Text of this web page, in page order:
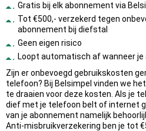
Gratis bij elk abonnement via
Tot €500,- verzekerd tegen
abonnement bij diefstal
Geen eigen risico
Loopt automatisch af wanneer
Zijn er onbevoegd gebruikskosten
telefoon? Bij Belsimpel vinden we
te draaien voor deze kosten. Als je
dief met je telefoon belt of internet
van je abonnement namelijk
Anti-misbruikverzekering ben je tot